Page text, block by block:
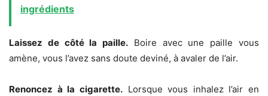
ingrédients
Laissez de côté la paille. Boire avec une paille vous
amène, vous l’avez sans doute deviné, à avaler de l’air.
Renoncez à la cigarette.Lorsque vous inhalez l’air en